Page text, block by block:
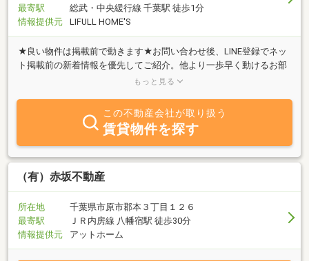
最寄駅
総武・中央緩行線 千葉駅 徒歩1分
情報提供元
LIFULL HOME'S
★良い物件は掲載前で動きます★お問い合わせ後、LINE登録でネッ
ト掲載前の新着情報を優先してご紹介。他より一歩早く動けるお部
屋探しが可能です。千葉市特化の賃貸専門店。エリアに密着した最
もっと見る
この不動産会社が取り扱う
賃貸物件を探す
（有）赤坂不動産
所在地
千葉県市原市郡本３丁目１２６
最寄駅
ＪＲ内房線 八幡宿駅 徒歩30分
情報提供元
アットホーム